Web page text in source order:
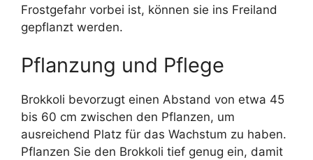
Frostgefahr vorbei ist, können sie ins Freiland
gepflanzt werden.
Pflanzung und Pflege
Brokkoli bevorzugt einen Abstand von etwa 45
bis 60 cm zwischen den Pflanzen, um
ausreichend Platz für das Wachstum zu haben.
Pflanzen Sie den Brokkoli tief genug ein, damit